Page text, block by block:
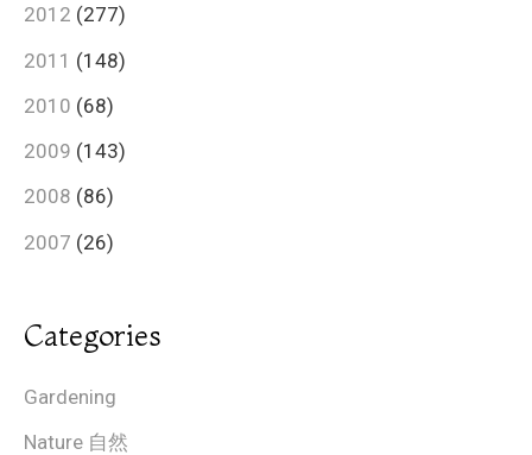
2012 (277)
2011 (148)
2010 (68)
2009 (143)
2008 (86)
2007 (26)
Categories
Gardening
Nature 自然